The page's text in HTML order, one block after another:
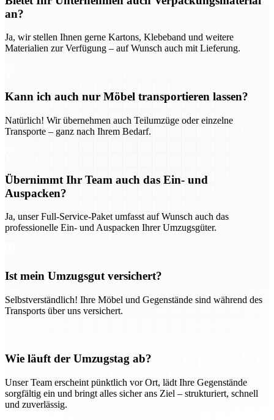
an?
Ja, wir stellen Ihnen gerne Kartons, Klebeband und weitere
Materialien zur Verfügung – auf Wunsch auch mit Lieferung.
Kann ich auch nur Möbel transportieren lassen?
Natürlich! Wir übernehmen auch Teilumzüge oder einzelne
Transporte – ganz nach Ihrem Bedarf.
Übernimmt Ihr Team auch das Ein- und
Auspacken?
Ja, unser Full-Service-Paket umfasst auf Wunsch auch das
professionelle Ein- und Auspacken Ihrer Umzugsgüter.
Ist mein Umzugsgut versichert?
Selbstverständlich! Ihre Möbel und Gegenstände sind während des
Transports über uns versichert.
Wie läuft der Umzugstag ab?
Unser Team erscheint pünktlich vor Ort, lädt Ihre Gegenstände
sorgfältig ein und bringt alles sicher ans Ziel – strukturiert, schnell
und zuverlässig.